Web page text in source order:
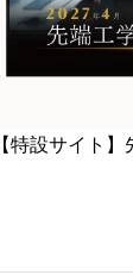
【特設サイト